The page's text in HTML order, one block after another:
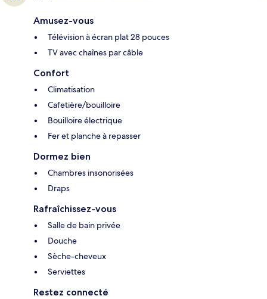
Amusez-vous
Télévision à écran plat 28 pouces
TV avec chaînes par câble
Confort
Climatisation
Cafetière/bouilloire
Bouilloire électrique
Fer et planche à repasser
Dormez bien
Chambres insonorisées
Draps
Rafraîchissez-vous
Salle de bain privée
Douche
Sèche-cheveux
Serviettes
Restez connecté